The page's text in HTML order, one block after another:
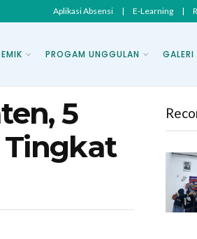
Aplikasi Absensi | E-Learning |
PROGAM UNGGULAN GALERI
5
Tingkat